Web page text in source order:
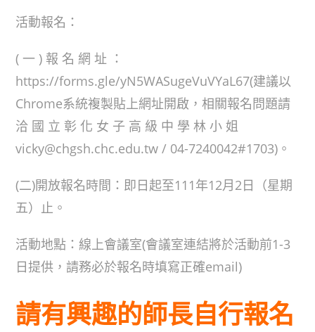
活動報名：
( 一 ) 報 名 網 址 ：
https://forms.gle/yN5WASugeVuVYaL67(建議以
Chrome系統複製貼上網址開啟，相關報名問題請
洽 國 立 彰 化 女 子 高 級 中 學 林 小 姐
vicky@chgsh.chc.edu.tw / 04-7240042#1703)。
(二)開放報名時間：即日起至111年12月2日（星期
五）止。
活動地點：線上會議室(會議室連結將於活動前1-3
日提供，請務必於報名時填寫正確email)
請有興趣的師長自行報名